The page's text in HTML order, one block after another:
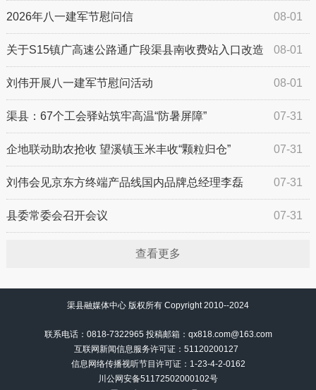
08-01
2026年八一建军节慰问信
08-01
关于S15镇广高速公路通广段渠县南收费站入口改造
施工实施交通管制的通告 08-01
刘伟开展八一建军节慰问活动
07-31
渠县：67个工会驿站筑牢高温“防暑屏障”
07-31
企地联动助农抢收 望溪镇玉米丰收“颗粒归仓”
07-31
刘伟会见京东方终端产品线国内品牌总经理李磊
07-31
县委常委会召开会议
查看更多
渠县融媒体中心 版权所有 Copyright 2010--2024
联系电话：0818-7322965 投稿邮箱：qx818.com@163.com
互联网新闻信息服务许可证：51120200127
信息网络传播视听节目许可证： 1-23-4-2-0162
川公网安备51172502000102号